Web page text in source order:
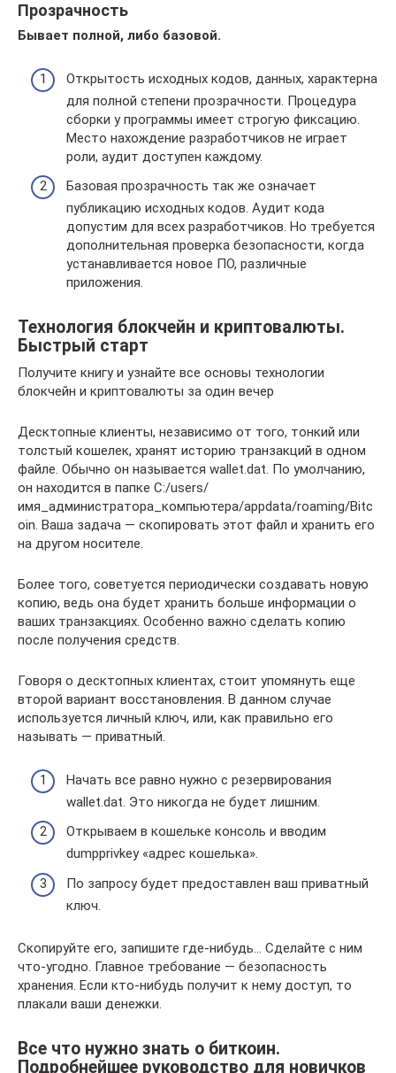
Прозрачность
Бывает полной, либо базовой.
Открытость исходных кодов, данных, характерна
для полной степени прозрачности. Процедура
сборки у программы имеет строгую фиксацию.
Место нахождение разработчиков не играет
роли, аудит доступен каждому.
Базовая прозрачность так же означает
публикацию исходных кодов. Аудит кода
допустим для всех разработчиков. Но требуется
дополнительная проверка безопасности, когда
устанавливается новое ПО, различные
приложения.
Технология блокчейн и криптовалюты.
Быстрый старт
Получите книгу и узнайте все основы технологии
блокчейн и криптовалюты за один вечер
Десктопные клиенты, независимо от того, тонкий или
толстый кошелек, хранят историю транзакций в одном
файле. Обычно он называется wallet.dat. По умолчанию,
он находится в папке C:/users/
имя_администратора_компьютера/appdata/roaming/Bitc
oin. Ваша задача — скопировать этот файл и хранить его
на другом носителе.
Более того, советуется периодически создавать новую
копию, ведь она будет хранить больше информации о
ваших транзакциях. Особенно важно сделать копию
после получения средств.
Говоря о десктопных клиентах, стоит упомянуть еще
второй вариант восстановления. В данном случае
используется личный ключ, или, как правильно его
называть — приватный.
Начать все равно нужно с резервирования
wallet.dat. Это никогда не будет лишним.
Открываем в кошельке консоль и вводим
dumpprivkey «адрес кошелька».
По запросу будет предоставлен ваш приватный
ключ.
Скопируйте его, запишите где-нибудь… Сделайте с ним
что-угодно. Главное требование — безопасность
хранения. Если кто-нибудь получит к нему доступ, то
плакали ваши денежки.
Все что нужно знать о биткоин.
Подробнейшее руководство для новичков